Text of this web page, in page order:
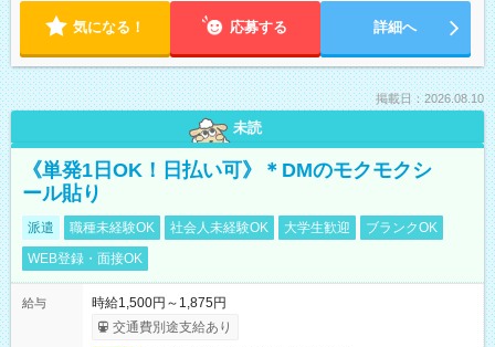
気になる！ 応募する 詳細へ
掲載日：2026.08.10
未読
《単発1日OK！日払い可》＊DMのモクモクシ
ール貼り
派遣 職種未経験OK 社会人未経験OK 大学生歓迎
ブランクOK
WEB登録・面接OK
給与
時給1,500円～1,875円
交通費別途支給あり